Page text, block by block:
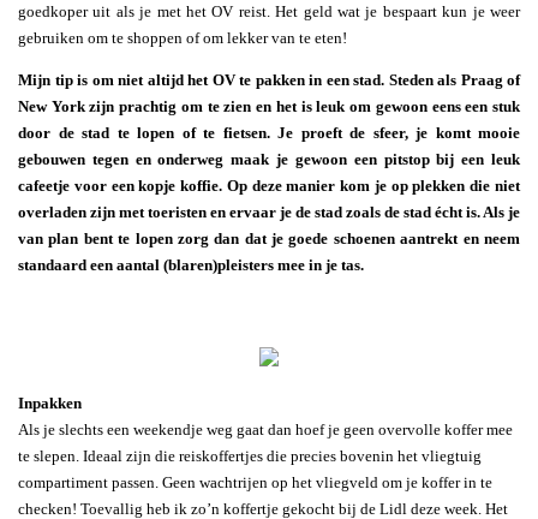
goedkoper uit als je met het OV reist. Het geld wat je bespaart kun je weer
gebruiken om te shoppen of om lekker van te eten!
Mijn tip is om niet altijd het OV te pakken in een stad. Steden als Praag of
New York zijn prachtig om te zien en het is leuk om gewoon eens een stuk
door de stad te lopen of te fietsen. Je proeft de sfeer, je komt mooie
gebouwen tegen en onderweg maak je gewoon een pitstop bij een leuk
cafeetje voor een kopje koffie. Op deze manier kom je op plekken die niet
overladen zijn met toeristen en ervaar je de stad zoals de stad écht is. Als je
van plan bent te lopen zorg dan dat je goede schoenen aantrekt en neem
standaard een aantal (blaren)pleisters mee in je tas.
Inpakken
Als je slechts een weekendje weg gaat dan hoef je geen overvolle koffer mee
te slepen. Ideaal zijn die reiskoffertjes die precies bovenin het vliegtuig
compartiment passen. Geen wachtrijen op het vliegveld om je koffer in te
checken! Toevallig heb ik zo’n koffertje gekocht bij de Lidl deze week. Het